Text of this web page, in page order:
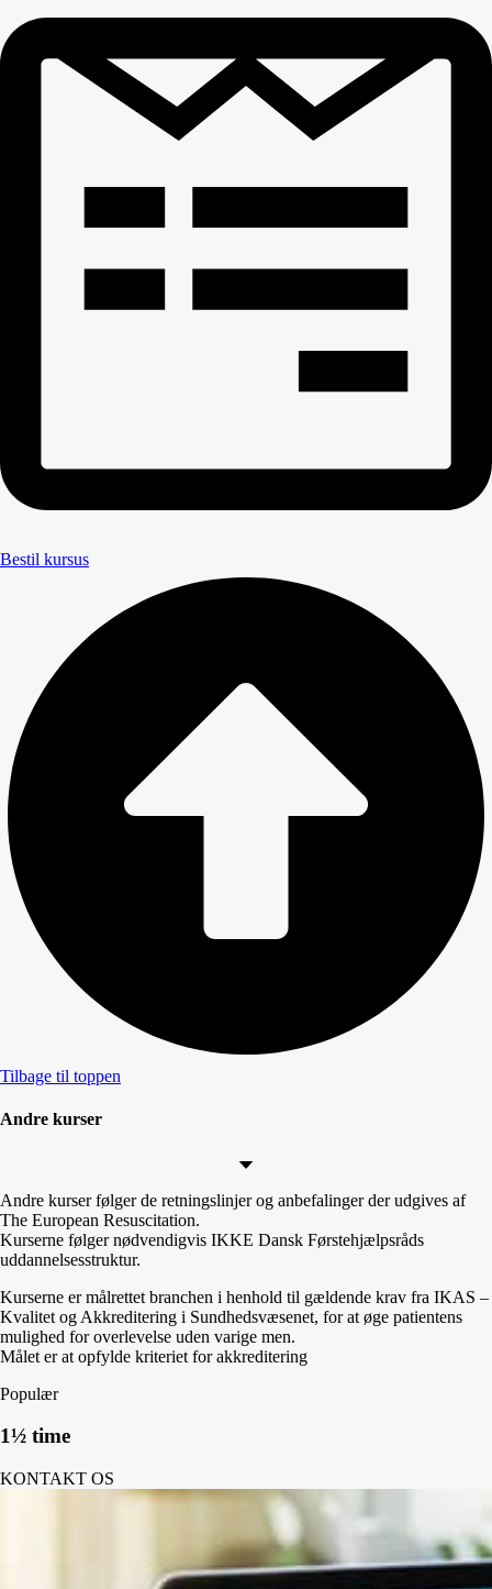
Bestil kursus
Tilbage til toppen
Andre kurser
Andre kurser følger de retningslinjer og anbefalinger der udgives af
The European Resuscitation.
Kurserne følger nødvendigvis IKKE Dansk Førstehjælpsråds
uddannelsesstruktur.
Kurserne er målrettet branchen i henhold til gældende krav fra IKAS –
Kvalitet og Akkreditering i Sundhedsvæsenet, for at øge patientens
mulighed for overlevelse uden varige men.
Målet er at opfylde kriteriet for akkreditering
Populær
1½ time
KONTAKT OS